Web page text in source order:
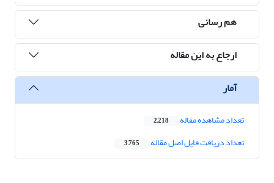
هم رسانی
ارجاع به این مقاله
آمار
تعداد مشاهده مقاله 2,218
تعداد دریافت فایل اصل مقاله 3,765